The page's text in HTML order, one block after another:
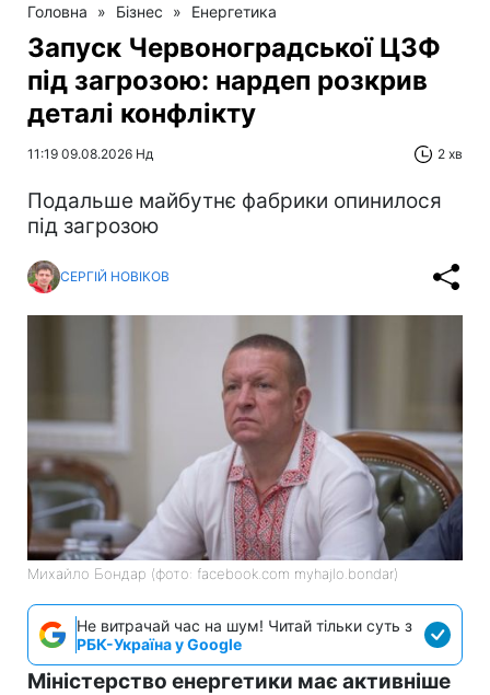
Головна » Бізнес » Енергетика
Запуск Червоноградської ЦЗФ
під загрозою: нардеп розкрив
деталі конфлікту
11:19 09.08.2026 Нд 2 хв
Подальше майбутнє фабрики опинилося
під загрозою
СЕРГІЙ НОВІКОВ
Михайло Бондар (фото: facebook.com myhajlo.bondar)
Не витрачай час на шум! Читай тільки суть з
РБК-Україна у Google
Міністерство енергетики має активніше